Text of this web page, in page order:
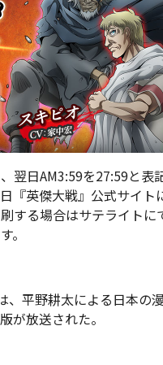
日AM3:59を27:59と表
英傑大戦』公式サイト
する場合はサテライトに
。
、平野耕太による日本の
が放送された。